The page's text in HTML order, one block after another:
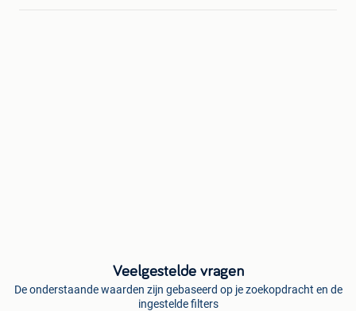
Veelgestelde vragen
De onderstaande waarden zijn gebaseerd op je zoekopdracht en de
ingestelde filters